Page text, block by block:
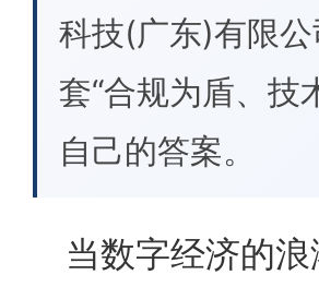
科技(广东)有限公
套“合规为盾、技
自己的答案。
当数字经济的